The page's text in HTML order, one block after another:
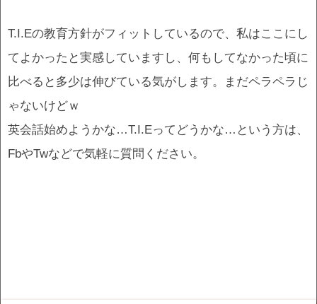
T.I.Eの教育方針がフィットしているので、私はここにし
てよかったと実感していますし、何もしてなかった頃に
比べると多少は伸びている気がします。まだペラペラじ
ゃないけどｗ
英会話始めようかな…T.I.Eってどうかな…という方は、
FbやTwなどで気軽に質問ください。